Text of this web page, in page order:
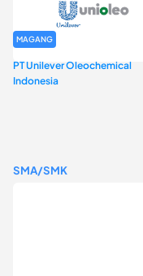
MAGANG
PT Unilever Oleochemical
Indonesia
SMA/SMK